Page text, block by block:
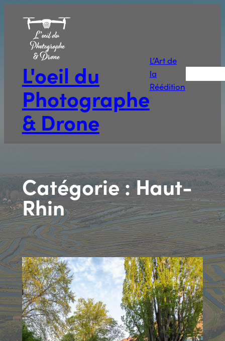
contenu
L'oeil du
Photographe
& Drone
L’Art de
la
Réédition
Catégorie :Haut-
Rhin